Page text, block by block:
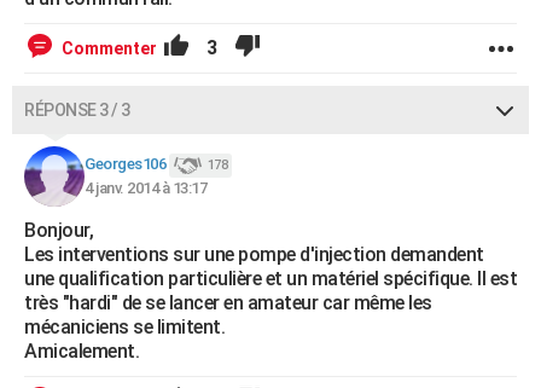
Commenter 3
RÉPONSE 3 / 3
Georges106 178
4 janv. 2014 à 13:17
Bonjour,
Les interventions sur une pompe d'injection demandent
une qualification particulière et un matériel spécifique. Il est
très "hardi" de se lancer en amateur car même les
mécaniciens se limitent.
Amicalement.